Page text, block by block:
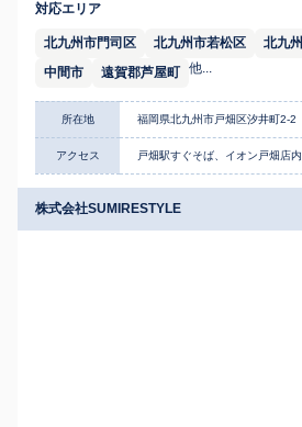
対応エリア
北九州市門司区 北九州市若松区 北九
中間市
遠賀郡芦屋町 他...
所在地 福岡県北九州市戸畑区汐井町2-2
アクセス 戸畑駅すぐそば、イオン戸畑店内
株式会社SUMIRESTYLE